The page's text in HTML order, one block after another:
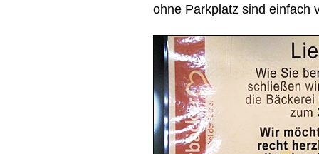
ohne Parkplatz sind einfach